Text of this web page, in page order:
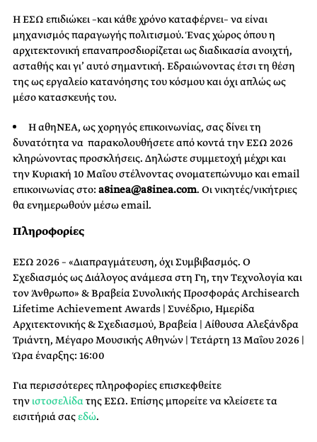
Η ΕΣΩ επιδιώκει –και κάθε χρόνο καταφέρνει– να είναι
μηχανισμός παραγωγής πολιτισμού. Ένας χώρος όπου η
αρχιτεκτονική επαναπροσδιορίζεται ως διαδικασία ανοιχτή,
ασταθής και γι’ αυτό σημαντική. Εδραιώνοντας έτσι τη θέση
της ως εργαλείο κατανόησης του κόσμου και όχι απλώς ως
μέσο κατασκευής του.
Η αθηΝΕΑ, ως χορηγός επικοινωνίας, σας δίνει τη
δυνατότητα να παρακολουθήσετε από κοντά την ΕΣΩ 2026
κληρώνοντας προσκλήσεις. Δηλώστε συμμετοχή μέχρι και
την Κυριακή 10 Μαΐου στέλνοντας ονοματεπώνυμο και email
επικοινωνίας στο: a8inea@a8inea.com. Οι νικητές/νικήτριες
θα ενημερωθούν μέσω email.
Πληροφορίες
ΕΣΩ 2026 – «Διαπραγμάτευση, όχι Συμβιβασμός. Ο
Σχεδιασμός ως Διάλογος ανάμεσα στη Γη, την Τεχνολογία και
τον Άνθρωπο» & Βραβεία Συνολικής Προσφοράς Archisearch
Lifetime Achievement Awards | Συνέδριο, Ημερίδα
Αρχιτεκτονικής & Σχεδιασμού, Βραβεία | Αίθουσα Αλεξάνδρα
Τριάντη, Μέγαρο Μουσικής Αθηνών | Τετάρτη 13 Μαΐου 2026 |
Ώρα έναρξης: 16:00
Για περισσότερες πληροφορίες επισκεφθείτε
την ιστοσελίδατης ΕΣΩ. Επίσης μπορείτε να κλείσετε τα
εισιτήριά σαςεδώ.